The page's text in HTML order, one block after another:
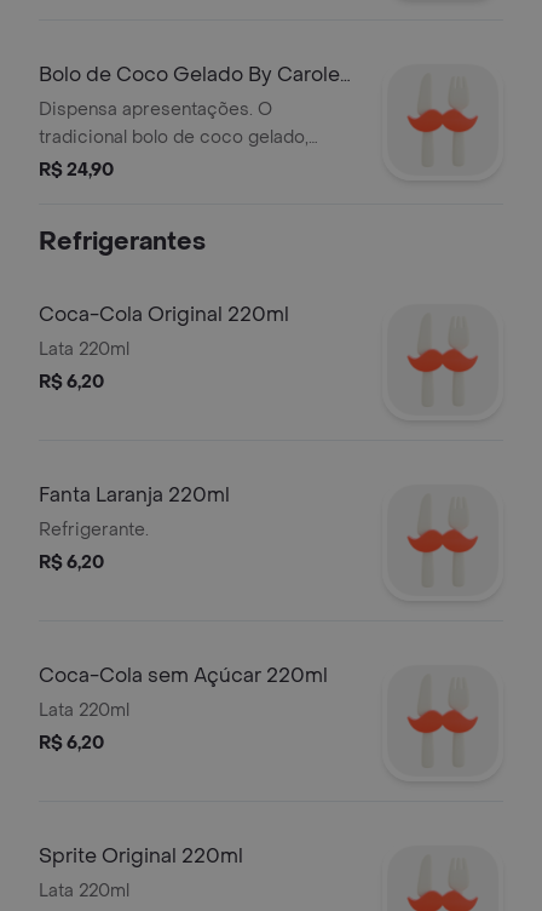
Bolo de Coco Gelado By Carole
Crema
Dispensa apresentações. O
tradicional bolo de coco gelado,
molhadinho envolto em coco ralado.
R$ 24,90
Refrigerantes
Coca-Cola Original 220ml
Lata 220ml
R$ 6,20
Fanta Laranja 220ml
Refrigerante.
R$ 6,20
Coca-Cola sem Açúcar 220ml
Lata 220ml
R$ 6,20
Sprite Original 220ml
Lata 220ml